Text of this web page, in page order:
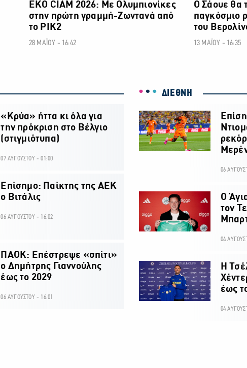
ΕΚΟ CIAM 2026: Με Ολυμπιονίκες
στην πρώτη γραμμή-Zωντανά από
το ΡΙΚ2
28 ΜΑΪΟΥ - 16:42
Ο Σάουε θα
παγκόσμιο
του
13 ΜΑΪΟΥ - 16:35
«Κρύα» ήττα κι όλα για
την πρόκριση στο Βέλγιο
(στιγμιότυπα)
07 ΑΥΓΟΥΣΤΟΥ - 01:00
Επίσημο: Παίκτης της ΑΕΚ
ο Βιτάλις
06 ΑΥΓΟΥΣΤΟΥ - 16:02
ΠΑΟΚ: Επέστρεψε «σπίτι»
ο Δημήτρης Γιαννούλης
έως το 2029
06 ΑΥΓΟΥΣΤΟΥ - 16:01
ΔΙΕΘΝΗ
ρεκόρ
06
Ο
τον
04
H
έως
04